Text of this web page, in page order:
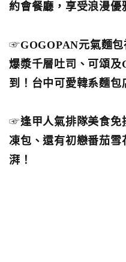
約會餐廳，享受浪漫優
☞GOGOPAN元氣麵
爆漿千層吐司、可頌及
到！台中可愛韓系麵包
☞逢甲人氣排隊美食免
凍包、還有初戀番茄雪
湃！